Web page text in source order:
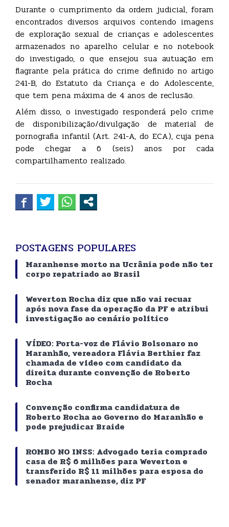
Durante o cumprimento da ordem judicial, foram
encontrados diversos arquivos contendo imagens
de exploração sexual de crianças e adolescentes
armazenados no aparelho celular e no notebook
do investigado, o que ensejou sua autuação em
flagrante pela prática do crime definido no artigo
241-B, do Estatuto da Criança e do Adolescente,
que tem pena máxima de 4 anos de reclusão.
Além disso, o investigado responderá pelo crime
de disponibilização/divulgação de material de
pornografia infantil (Art. 241-A, do ECA), cuja pena
pode chegar a 6 (seis) anos por cada
compartilhamento realizado.
POSTAGENS POPULARES
Maranhense morto na Ucrânia pode não ter
corpo repatriado ao Brasil
Weverton Rocha diz que não vai recuar
após nova fase da operação da PF e atribui
investigação ao cenário político
VÍDEO: Porta-voz de Flávio Bolsonaro no
Maranhão, vereadora Flávia Berthier faz
chamada de vídeo com candidato da
direita durante convenção de Roberto
Rocha
Convenção confirma candidatura de
Roberto Rocha ao Governo do Maranhão e
pode prejudicar Braide
ROMBO NO INSS: Advogado teria comprado
casa de R$ 6 milhões para Weverton e
transferido R$ 11 milhões para esposa do
senador maranhense, diz PF